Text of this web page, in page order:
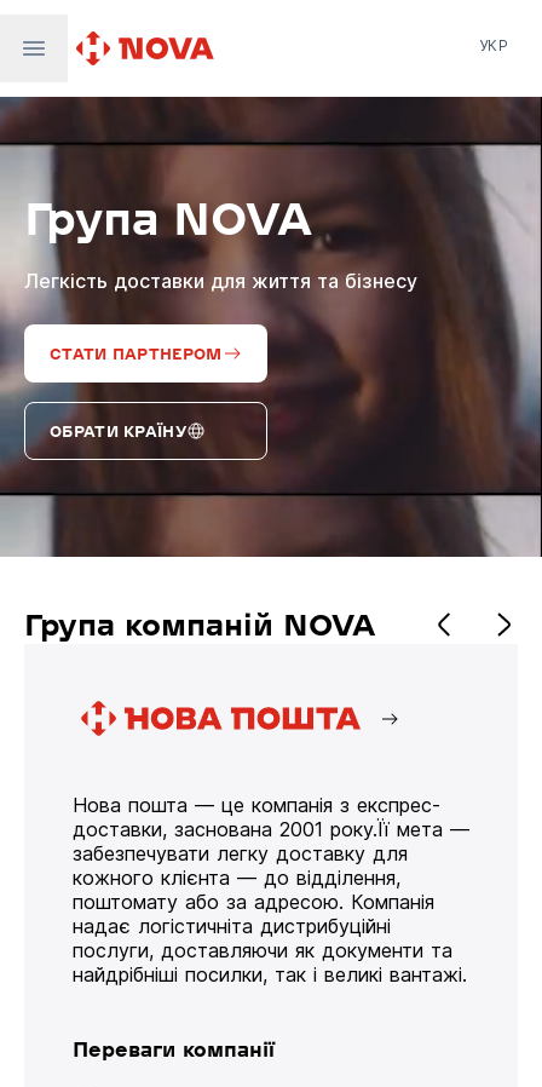
Nova Global
Nova Digital
Supernova Airlines
УКР
Група NOVA
Легкість доставки для життя та бізнесу
СТАТИ ПАРТНЕРОМ
ОБРАТИ КРАЇНУ
Група компаній NOVA
Нова пошта — це компанія з експрес-
доставки, заснована 2001 року.Її мета —
забезпечувати легку доставку для
кожного клієнта — до відділення,
поштомату або за адресою. Компанія
надає логістичніта дистрибуційні
послуги, доставляючи як документи та
найдрібніші посилки, так і великі вантажі.
Переваги компанії